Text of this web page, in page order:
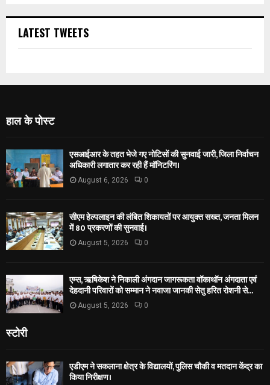
LATEST TWEETS
हाल के पोस्ट
एसआईआर के तहत भेजे गए नोटिसों की सुनवाई जारी, जिला निर्वाचन
अधिकारी लगातार कर रही हैं मॉनिटरिंग।
August 6, 2026 0
सीएम हेल्पलाइन की लंबित शिकायतों पर आयुक्त सख्त, जनता मिलन
में 80 प्रकरणों की सुनवाई।
August 5, 2026 0
एम्स, ऋषिकेश ने निकाली अंगदान जागरूकता वॉकाथॉन अंगदाता एवं
देहदानी परिवारों को सम्मान ने नवाजा जानकी सेतु हरित रोशनी से...
August 5, 2026 0
स्टोरी
एडीएम ने सकलाना क्षेत्र के विद्यालयों, पुलिस चौकी व मतदान केंद्र का
किया निरीक्षण।